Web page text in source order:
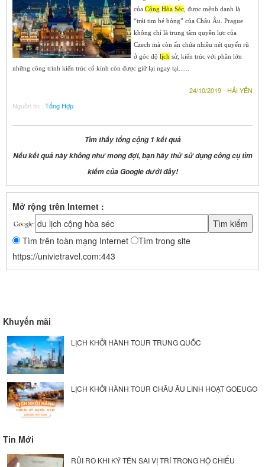
của Cộng Hòa Séc , được mệnh danh là
“trái tim bé bỏng” của Châu Âu. Prague
không chỉ là trung tâm quyền lực của
Czech mà còn ẩn chứa nhiều nét quyến rũ
ở góc độ lịch sử, kiến trúc với phần lớn
những công trình kiến trúc cổ kính còn được giữ lại ngay tại......
24/10/2019 - HẢI YẾN
Nguồn tin : Tổng Hợp
Tìm thấy tổng cộng 1 kết quả
Nếu kết quả này không như mong đợi, bạn hãy thử sử dụng công cụ tìm
kiếm của Google dưới đây!
Mở rộng trên Internet :
Tìm trên toàn mạng Internet
Tìm trong site
https://univietravel.com:443
Khuyến mãi
LỊCH KHỞI HÀNH TOUR TRUNG QUỐC
LỊCH KHỞI HÀNH TOUR CHÂU ÂU LINH HOẠT GOEUGO
Tin Mới
RỦI RO KHI KÝ TÊN SAI VỊ TRÍ TRONG HỘ CHIẾU